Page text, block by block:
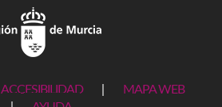
ACCESIBILIDAD
MAPA WEB